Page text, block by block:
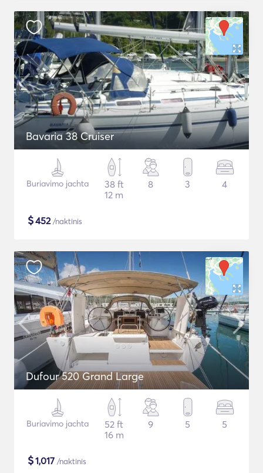
Bavaria 38 Cruiser
Buriavimo jachta
38 ft
12 m
8 3 4
$452/naktinis
Dufour 520 Grand Large
Buriavimo jachta
52 ft
16 m
9 5 5
$1,017 /naktinis